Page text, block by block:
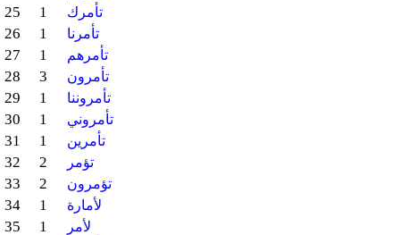
25 1 تأمرك
26 1 تأمرنا
27 1 تأمرهم
28 3 تأمرون
29 1 تأمروننا
30 1 تأمروني
31 1 تأمرين
32 2 تؤمر
33 2 تؤمرون
34 1 لأمارة
35 1 لأمر